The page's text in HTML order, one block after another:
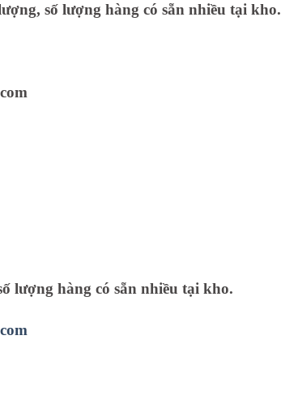
số lượng hàng có sẵn nhiều tại kho.
lượng hàng có sẵn nhiều tại kho.